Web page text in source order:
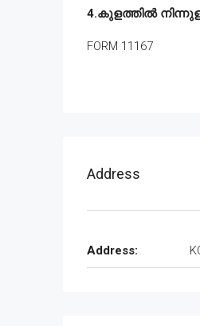
4.കുളത്തിൽ
FORM 11167
Address
Address: